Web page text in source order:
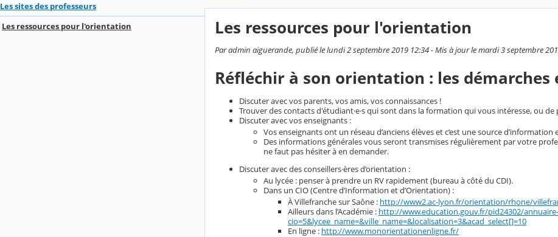
Les sites des professeurs
Les ressources pour l'orientation
Les ressources pour l'orientation
Par admin aiguerande, publié le lundi 2 septembre 2019 12:34 - Mis à jour le mardi 3 septembre
Réfléchir à son orientation : les démarches
Discuter avec vos parents, vos amis, vos connaissances !
Trouver des contacts d'étudiant·e·s qui sont dans la formation qui vous intéresse, ou de
Discuter avec vos enseignants :
Vos enseignants ont un réseau d’anciens élèves et c’est une source
Des informations générales vous seront transmises régulièrement par votre
ne faut pas hésiter à en demander.
Discuter avec des conseillers·ères d’orientation :
Au lycée : penser à prendre un RV rapidement (bureau à côté du CDI).
Dans un CIO (Centre d’Information et d’Orientation) :
À Villefranche sur Saône : http://www2.ac-lyon.fr/orientation/rhone/
Ailleurs dans l’Académie : http://www.education.gouv.fr/pid24302/
cio=5&lycee_name=&ville_name=&localisation=3&acad_select[]=10
En ligne : http://www.monorientationenligne.fr/